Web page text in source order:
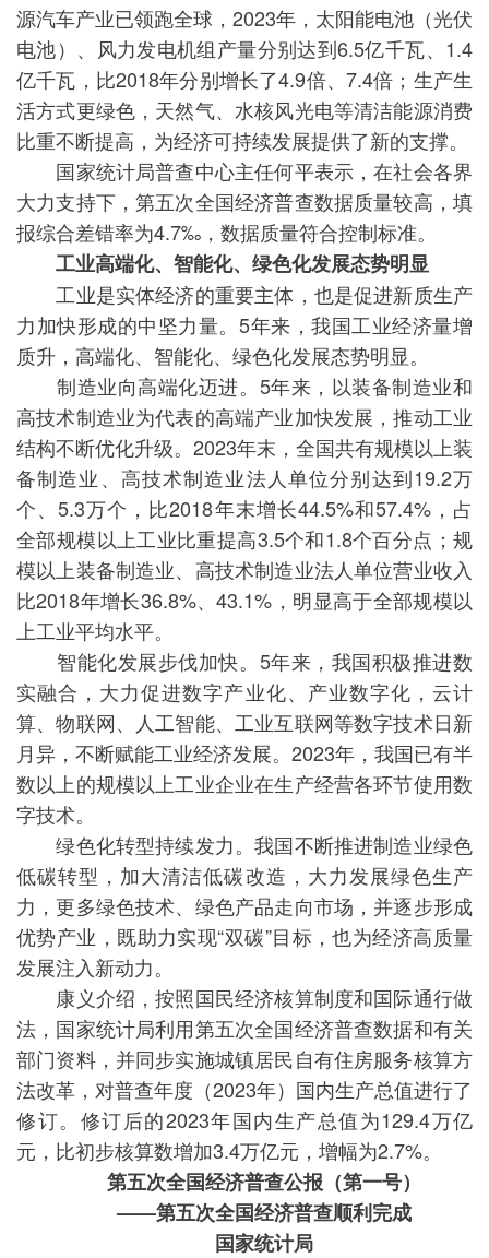
源汽车产业已领跑全球，2023年，太阳能电池（光伏
电池）、风力发电机组产量分别达到6.5亿千瓦、1.4
亿千瓦，比2018年分别增长了4.9倍、7.4倍；生产生
活方式更绿色，天然气、水核风光电等清洁能源消费
比重不断提高，为经济可持续发展提供了新的支撑。
国家统计局普查中心主任何平表示，在社会各界
大力支持下，第五次全国经济普查数据质量较高，填
报综合差错率为4.7‰，数据质量符合控制标准。
工业高端化、智能化、绿色化发展态势明显
工业是实体经济的重要主体，也是促进新质生产
力加快形成的中坚力量。5年来，我国工业经济量增
质升，高端化、智能化、绿色化发展态势明显。
制造业向高端化迈进。5年来，以装备制造业和
高技术制造业为代表的高端产业加快发展，推动工业
结构不断优化升级。2023年末，全国共有规模以上装
备制造业、高技术制造业法人单位分别达到19.2万
个、5.3万个，比2018年末增长44.5%和57.4%，占
全部规模以上工业比重提高3.5个和1.8个百分点；规
模以上装备制造业、高技术制造业法人单位营业收入
比2018年增长36.8%、43.1%，明显高于全部规模以
上工业平均水平。
智能化发展步伐加快。5年来，我国积极推进数
实融合，大力促进数字产业化、产业数字化，云计
算、物联网、人工智能、工业互联网等数字技术日新
月异，不断赋能工业经济发展。2023年，我国已有半
数以上的规模以上工业企业在生产经营各环节使用数
字技术。
绿色化转型持续发力。我国不断推进制造业绿色
低碳转型，加大清洁低碳改造，大力发展绿色生产
力，更多绿色技术、绿色产品走向市场，并逐步形成
优势产业，既助力实现“双碳”目标，也为经济高质量
发展注入新动力。
康义介绍，按照国民经济核算制度和国际通行做
法，国家统计局利用第五次全国经济普查数据和有关
部门资料，并同步实施城镇居民自有住房服务核算方
法改革，对普查年度（2023年）国内生产总值进行了
修订。修订后的2023年国内生产总值为129.4万亿
元，比初步核算数增加3.4万亿元，增幅为2.7%。
第五次全国经济普查公报（第一号）
——第五次全国经济普查顺利完成
国家统计局